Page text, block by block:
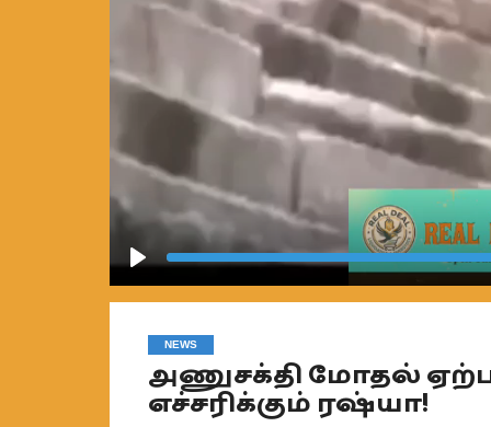
NEWS
அணுசக்தி மோதல்
எச்சரிக்கும் ரஷ்யா!